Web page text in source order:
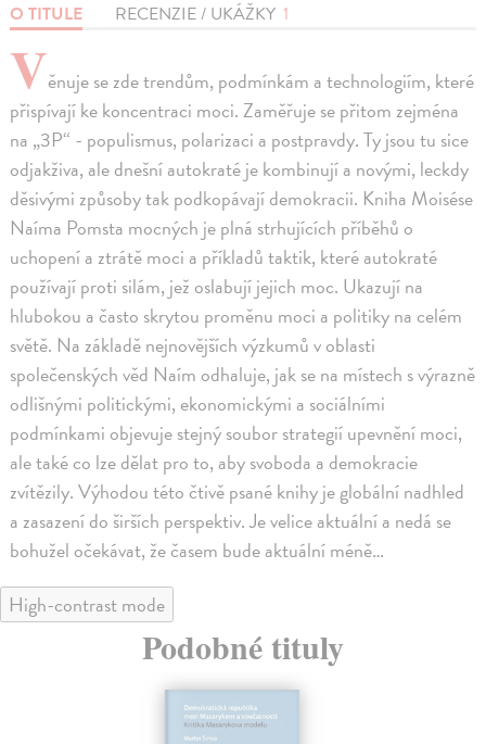
O TITULE RECENZIE / UKÁŽKY 1
Věnuje se zde trendům, podmínkám a technologiím, které
přispívají ke koncentraci moci. Zaměřuje se přitom zejména
na „3P“ - populismus, polarizaci a postpravdy. Ty jsou tu sice
odjakživa, ale dnešní autokraté je kombinují a novými, leckdy
děsivými způsoby tak podkopávají demokracii. Kniha Moisése
Naíma Pomsta mocných je plná strhujících příběhů o
uchopení a ztrátě moci a příkladů taktik, které autokraté
používají proti silám, jež oslabují jejich moc. Ukazují na
hlubokou a často skrytou proměnu moci a politiky na celém
světě. Na základě nejnovějších výzkumů v oblasti
společenských věd Naím odhaluje, jak se na místech s výrazně
odlišnými politickými, ekonomickými a sociálními
podmínkami objevuje stejný soubor strategií upevnění moci,
ale také co lze dělat pro to, aby svoboda a demokracie
zvítězily. Výhodou této čtivě psané knihy je globální nadhled
a zasazení do širších perspektiv. Je velice aktuální a nedá se
bohužel očekávat, že časem bude aktuální méně…
High-contrast mode
Podobné tituly